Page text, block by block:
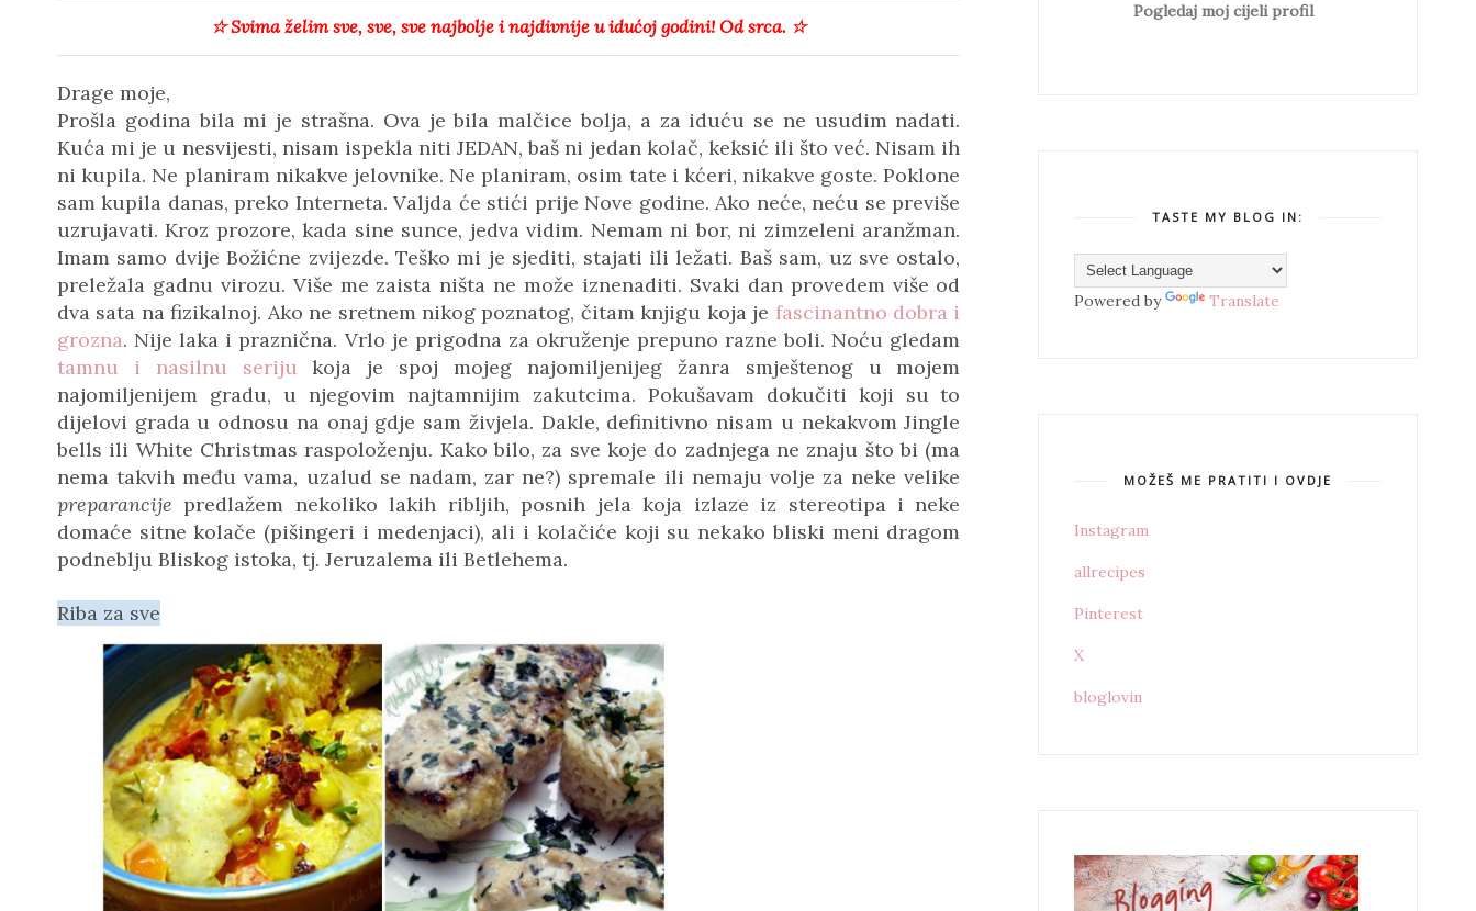
☆Svima želim sve, sve, sve najbolje i najdivnije u idućoj godini! Od srca. ☆
Drage moje,
Prošla godina bila mi je strašna. Ova je bila malčice bolja, a za iduću se ne usudim nadati.
Kuća mi je u nesvijesti, nisam ispekla niti JEDAN, baš ni jedan kolač, keksić ili što već. Nisam ih
ni kupila. Ne planiram nikakve jelovnike. Ne planiram, osim tate i kćeri, nikakve goste. Poklone
sam kupila danas, preko Interneta. Valjda će stići prije Nove godine. Ako neće, neću se previše
uzrujavati. Kroz prozore, kada sine sunce, jedva vidim. Nemam ni bor, ni zimzeleni aranžman.
Imam samo dvije Božićne zvijezde. Teško mi je sjediti, stajati ili ležati. Baš sam, uz sve ostalo,
preležala gadnu virozu. Više me zaista ništa ne može iznenaditi. Svaki dan provedem više od
dva sata na fizikalnoj. Ako ne sretnem nikog poznatog, čitam knjigu koja je fascinantno dobra i
grozna. Nije laka i praznična. Vrlo je prigodna za okruženje prepuno razne boli. Noću gledam
tamnu i nasilnu seriju koja je spoj mojeg najomiljenijeg žanra smještenog u mojem
najomiljenijem gradu, u njegovim najtamnijim zakutcima. Pokušavam dokučiti koji su to
dijelovi grada u odnosu na onaj gdje sam živjela. Dakle, definitivno nisam u nekakvom Jingle
bells ili White Christmas raspoloženju. Kako bilo, za sve koje do zadnjega ne znaju što bi (ma
nema takvih među vama, uzalud se nadam, zar ne?) spremale ili nemaju volje za neke velike
preparancije predlažem nekoliko lakih ribljih, posnih jela koja izlaze iz stereotipa i neke
domaće sitne kolače (pišingeri i medenjaci), ali i kolačiće koji su nekako bliski meni dragom
podneblju Bliskog istoka, tj. Jeruzalema ili Betlehema.
Riba za sve
Pogledaj moj cijeli profil
TASTE MY BLOG IN:
Powered by Translate
MOŽEŠ ME PRATITI I OVDJE
Instagram
allrecipes
Pinterest
X
bloglovin